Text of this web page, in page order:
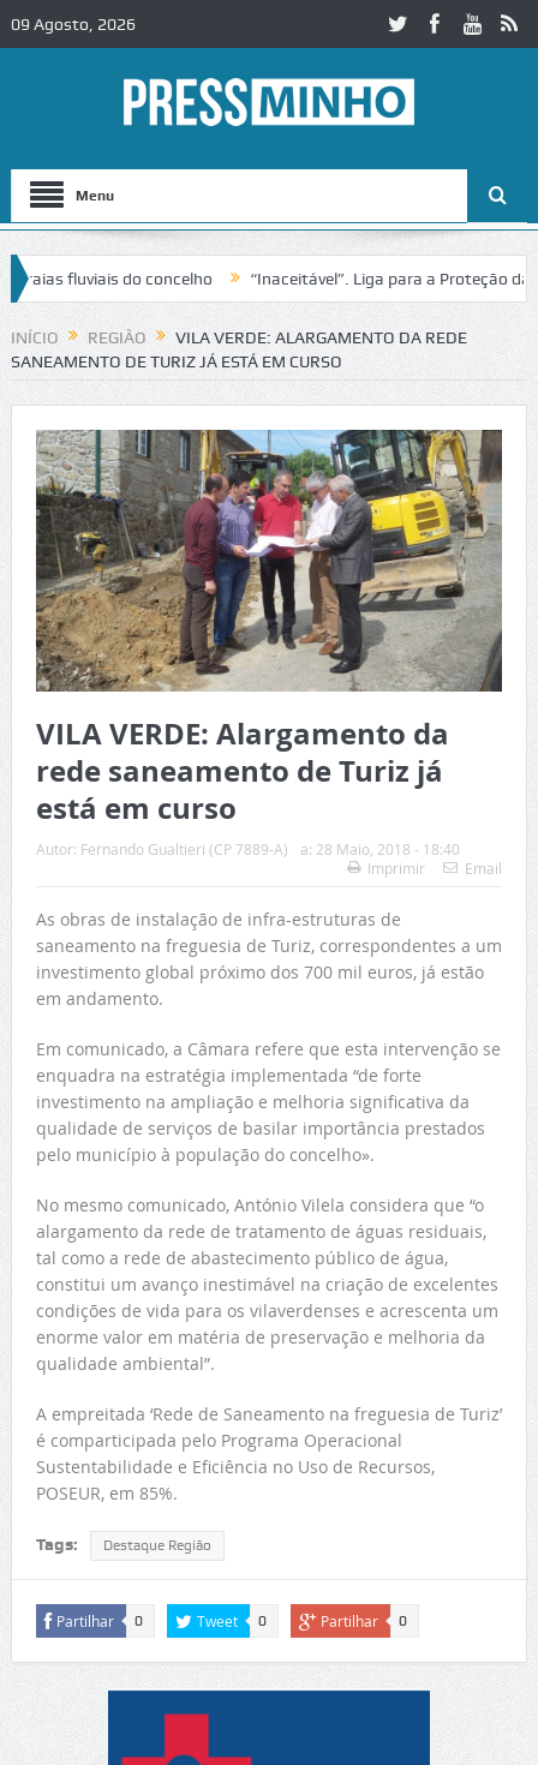
09 Agosto, 2026
Menu
fluviais do concelho “Inaceitável”. Liga para a Proteção da
no IC2 em Alcobaça Igreja do Castelo de Cerveira
INÍCIO REGIÃO
VILA VERDE: ALARGAMENTO DA REDE
SANEAMENTO DE TURIZ JÁ ESTÁ EM CURSO
VILA VERDE: Alargamento da
rede saneamento de Turiz já
está em curso
Autor: Fernando Gualtieri (CP 7889-A) a: 28 Maio, 2018 - 18:40
Imprimir
Email
As obras de instalação de infra-estruturas de
saneamento na freguesia de Turiz, correspondentes a um
investimento global próximo dos 700 mil euros, já estão
em andamento.
Em comunicado, a Câmara refere que esta intervenção se
enquadra na estratégia implementada “de forte
investimento na ampliação e melhoria significativa da
qualidade de serviços de basilar importância prestados
pelo município à população do concelho».
No mesmo comunicado, António Vilela considera que “o
alargamento da rede de tratamento de águas residuais,
tal como a rede de abastecimento público de água,
constitui um avanço inestimável na criação de excelentes
condições de vida para os vilaverdenses e acrescenta um
enorme valor em matéria de preservação e melhoria da
qualidade ambiental”.
A empreitada ‘Rede de Saneamento na freguesia de Turiz’
é comparticipada pelo Programa Operacional
Sustentabilidade e Eficiência no Uso de Recursos,
POSEUR, em 85%.
Tags: Destaque Região
Partilhar 0 Tweet 0 Partilhar 0